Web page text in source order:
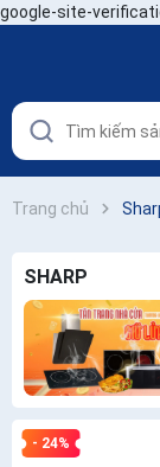
google-site-
Trang chủ
SHARP
- 24%